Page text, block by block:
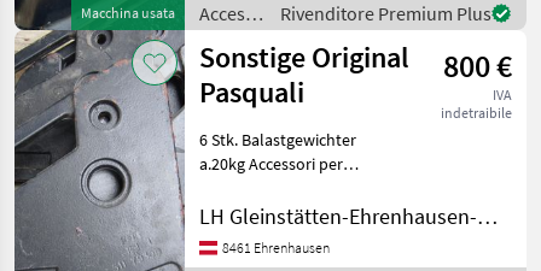
Macchina usata
Accessori
per
trattore
/ Steyr
Rivenditore Premium Plus
Sonstige Original
Pasquali
800 €
IVA
indetraibile
6 Stk. Balastgewichter
a.20kg Accessori per
LH Gleinstätten-Ehrenhausen-Wies reg. Gen.m.b.H. - Ehrenhausen
8461 Ehrenhausen